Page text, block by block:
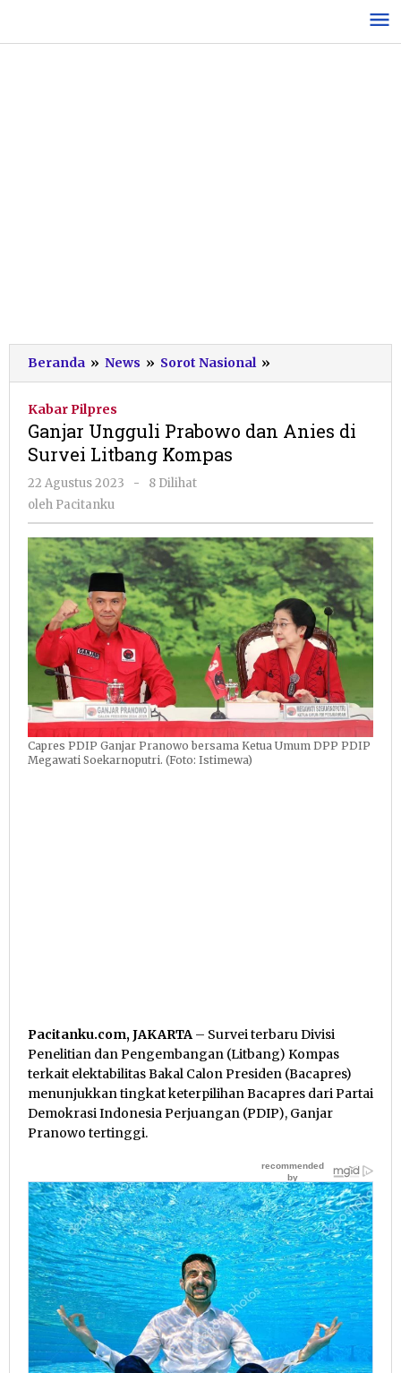
konten
Beranda » News » Sorot Nasional »
Ungguli
Anies
Kabar Pilpres
Ganjar Ungguli Prabowo dan Anies di
Survei Litbang Kompas
22 Agustus 2023
oleh
-
8 Dilihat
oleh Pacitanku
Capres PDIP Ganjar Pranowo bersama Ketua Umum DPP PDIP
Megawati Soekarnoputri. (Foto: Istimewa)
Pacitanku.com, JAKARTA – Survei terbaru Divisi
Penelitian dan Pengembangan (Litbang) Kompas
terkait elektabilitas Bakal Calon Presiden (Bacapres)
menunjukkan tingkat keterpilihan Bacapres dari Partai
Demokrasi Indonesia Perjuangan (PDIP), Ganjar
Pranowo tertinggi.